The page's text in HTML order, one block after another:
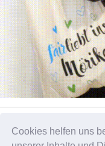
Cookies helfen uns